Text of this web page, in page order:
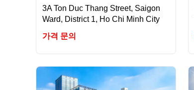
3A Ton Duc Thang Street, Saigon
Ward, District 1, Ho Chi Minh City
가격 문의